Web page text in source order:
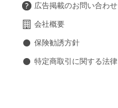
広告掲載のお問い合わせ
会社概要
保険勧誘方針
特定商取引に関する法律